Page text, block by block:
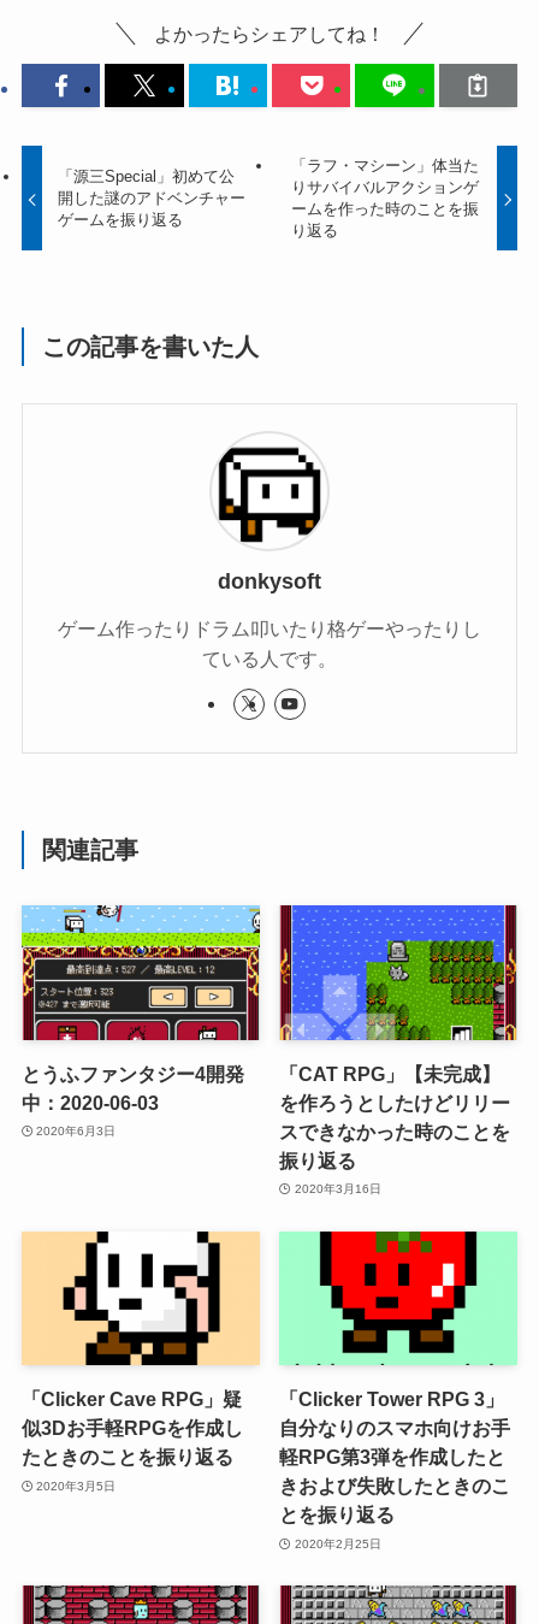
よかったらシェアしてね！
「源三Special」初めて公
開した謎のアドベンチャー
ゲームを振り返る
「ラフ・マシーン」体当た
りサバイバルアクションゲ
ームを作った時のことを振
り返る
この記事を書いた人
donkysoft
ゲーム作ったりドラム叩いたり格ゲーやったりし
ている人です。
関連記事
とうふファンタジー4開発
中：2020-06-03
2020年6月3日
「CAT RPG」【未完成】
を作ろうとしたけどリリー
スできなかった時のことを
振り返る
2020年3月16日
「Clicker Cave RPG」疑
似3Dお手軽RPGを作成し
たときのことを振り返る
2020年3月5日
「Clicker Tower RPG 3」
自分なりのスマホ向けお手
軽RPG第3弾を作成したと
きおよび失敗したときのこ
とを振り返る
2020年2月25日